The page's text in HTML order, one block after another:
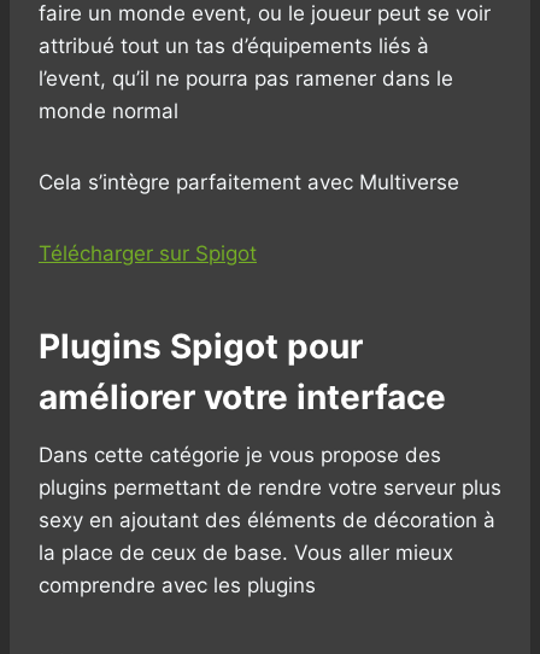
faire un monde event, ou le joueur peut se voir
attribué tout un tas d’équipements liés à
l’event, qu’il ne pourra pas ramener dans le
monde normal
Cela s’intègre parfaitement avec Multiverse
Télécharger sur Spigot
Plugins Spigot pour
améliorer votre interface
Dans cette catégorie je vous propose des
plugins permettant de rendre votre serveur plus
sexy en ajoutant des éléments de décoration à
la place de ceux de base. Vous aller mieux
comprendre avec les plugins